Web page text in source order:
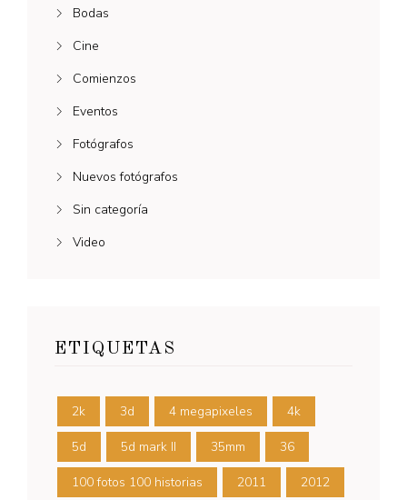
Bodas
Cine
Comienzos
Eventos
Fotógrafos
Nuevos fotógrafos
Sin categoría
Video
ETIQUETAS
2k 3d 4 megapixeles 4k
5d 5d mark II 35mm 36
100 fotos 100 historias 2011 2012